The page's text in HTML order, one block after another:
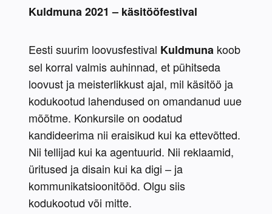
Kuldmuna 2021 – käsitööfestival
Eesti suurim loovusfestival Kuldmuna koob
sel korral valmis auhinnad, et pühitseda
loovust ja meisterlikkust ajal, mil käsitöö ja
kodukootud lahendused on omandanud uue
mõõtme. Konkursile on oodatud
kandideerima nii eraisikud kui ka ettevõtted.
Nii tellijad kui ka agentuurid. Nii reklaamid,
üritused ja disain kui ka digi – ja
kommunikatsioonitööd. Olgu siis
kodukootud või mitte.